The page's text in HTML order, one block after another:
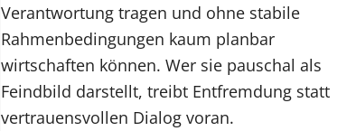
Verantwortung tragen und ohne stabile
Rahmenbedingungen kaum planbar
wirtschaften können. Wer sie pauschal als
Feindbild darstellt, treibt Entfremdung statt
vertrauensvollen Dialog voran.